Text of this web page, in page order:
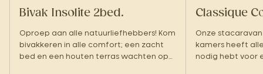
Bivak Insolite 2bed.
Oproep aan alle natuurliefhebbers! Kom
bivakkeren in alle comfort; een zacht
bed en een houten terras wachten op
Classique
Onze
kamers heeft
nodig hebt voor